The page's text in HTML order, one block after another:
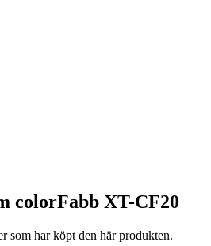
colorFabb XT-CF20
som har köpt den här produkten.